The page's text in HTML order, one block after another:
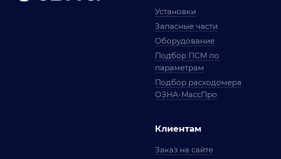
Установки
Запасные части
Оборудование
Подбор ПСМ по
параметрам
Подбор расходомера
ОЗНА-МассПро
Клиентам
Заказ на сайте